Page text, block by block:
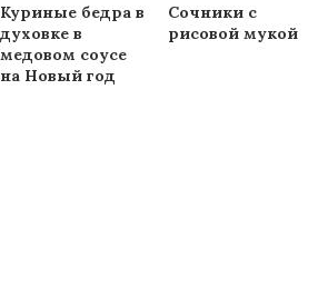
Куриные бедра в
духовке в
медовом соусе
на Новый год
Сочники с
рисовой мукой